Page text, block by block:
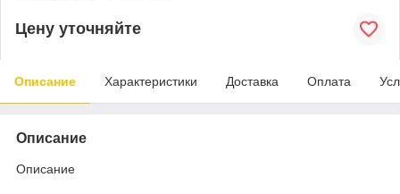
Цену уточняйте
Описание Характеристики Доставка Оплата
Описание
Описание